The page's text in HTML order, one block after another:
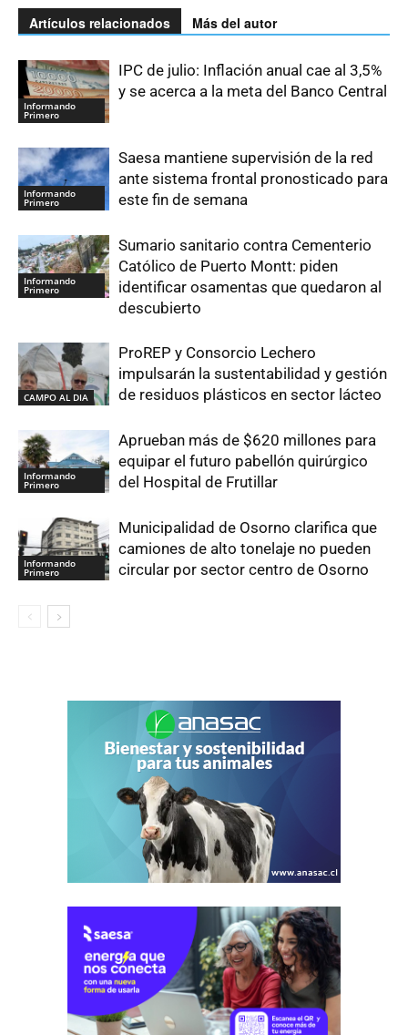
Artículos relacionados Más del autor
Informando
Primero
IPC de julio: Inflación anual cae al 3,5%
y se acerca a la meta del Banco Central
Informando
Primero
Saesa mantiene supervisión de la red
ante sistema frontal pronosticado para
este fin de semana
Informando
Primero
Sumario sanitario contra Cementerio
Católico de Puerto Montt: piden
identificar osamentas que quedaron al
descubierto
CAMPO AL DIA
ProREP y Consorcio Lechero
impulsarán la sustentabilidad y gestión
de residuos plásticos en sector lácteo
Informando
Primero
Aprueban más de $620 millones para
equipar el futuro pabellón quirúrgico
del Hospital de Frutillar
Informando
Primero
Municipalidad de Osorno clarifica que
camiones de alto tonelaje no pueden
circular por sector centro de Osorno